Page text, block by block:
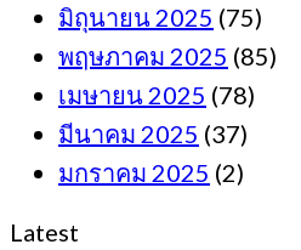
มิถุนายน 2025 (75)
พฤษภาคม 2025 (85)
เมษายน 2025 (78)
มีนาคม 2025 (37)
มกราคม 2025 (2)
Latest